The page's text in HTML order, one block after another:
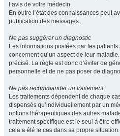
l’avis de votre médecin.
En outre l’état des connaissances peut
publication des messages.
Ne pas suggérer un diagnostic
Les informations postées par les
concernent qu’un aspect de leur
précisé. La règle est donc d’éviter de
personnelle et de ne pas poser de
Ne pas recommander un traitement
Les traitements dépendent de chaque
dispensés qu’individuellement par un
options thérapeutiques des autres
traitement spécifique est le seul à être
cela a été le cas dans sa propre situation.